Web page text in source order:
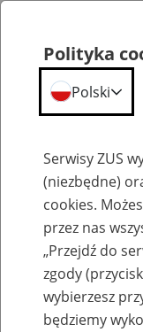
Szkolenia
Polityka
Polski
Serwisy ZUS
(niezbędne)
cookies.
przez nas
„Przejdź do
zgody
wybierzesz
będziemy